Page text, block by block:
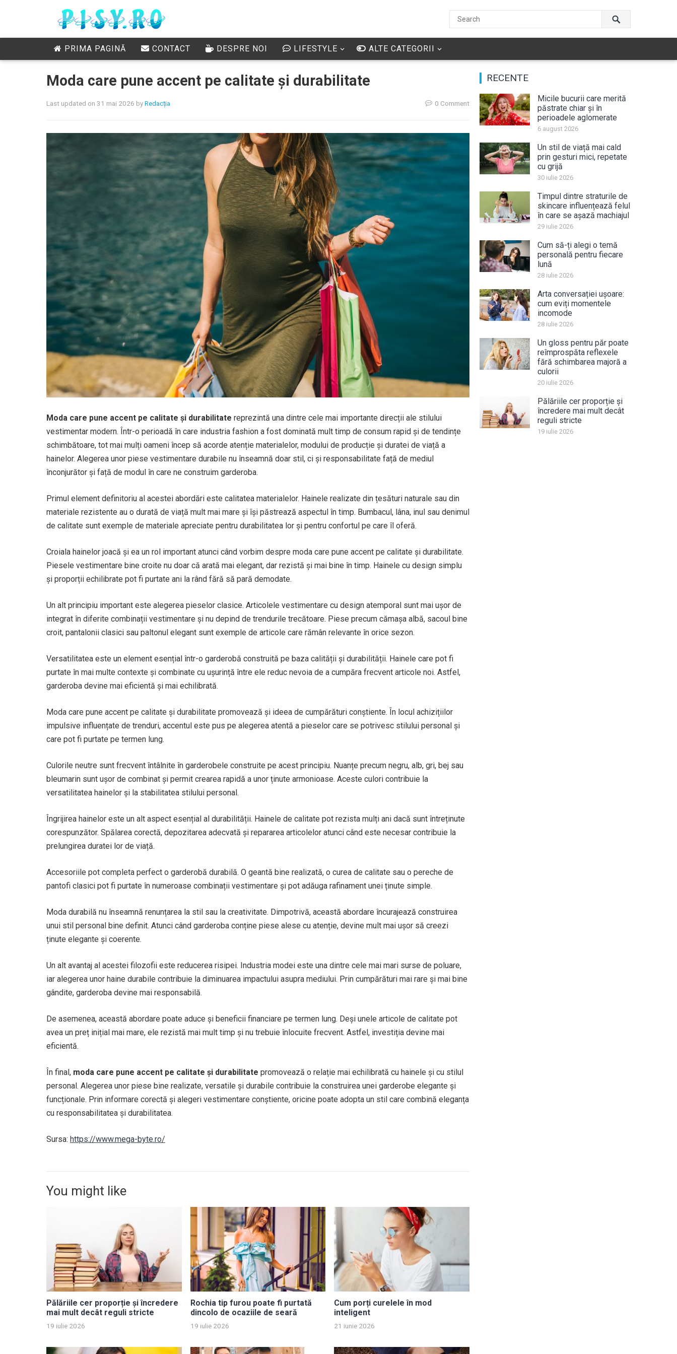
PRIMA PAGINĂ CONTACT DESPRE NOI LIFESTYLE ALTE CATEGORII
Moda care pune accent pe calitate și durabilitate
Last updated on 31 mai 2026 byRedacția 0 Comment
Moda care pune accent pe calitate și durabilitate reprezintă una dintre cele mai importante direcții ale stilului
vestimentar modern. Într-o perioadă în care industria fashion a fost dominată mult timp de consum rapid și de tendințe
schimbătoare, tot mai mulți oameni încep să acorde atenție materialelor, modului de producție și duratei de viață a
hainelor. Alegerea unor piese vestimentare durabile nu înseamnă doar stil, ci și responsabilitate față de mediul
înconjurător și față de modul în care ne construim garderoba.
Primul element definitoriu al acestei abordări este calitatea materialelor. Hainele realizate din țesături naturale sau din
materiale rezistente au o durată de viață mult mai mare și își păstrează aspectul în timp. Bumbacul, lâna, inul sau denimul
de calitate sunt exemple de materiale apreciate pentru durabilitatea lor și pentru confortul pe care îl oferă.
Croiala hainelor joacă și ea un rol important atunci când vorbim despre moda care pune accent pe calitate și durabilitate.
Piesele vestimentare bine croite nu doar că arată mai elegant, dar rezistă și mai bine în timp. Hainele cu design simplu
și proporții echilibrate pot fi purtate ani la rând fără să pară demodate.
Un alt principiu important este alegerea pieselor clasice. Articolele vestimentare cu design atemporal sunt mai ușor de
integrat în diferite combinații vestimentare și nu depind de trendurile trecătoare. Piese precum cămașa albă, sacoul bine
croit, pantalonii clasici sau paltonul elegant sunt exemple de articole care rămân relevante în orice sezon.
Versatilitatea este un element esențial într-o garderobă construită pe baza calității și durabilității. Hainele care pot fi
purtate în mai multe contexte și combinate cu ușurință între ele reduc nevoia de a cumpăra frecvent articole noi. Astfel,
garderoba devine mai eficientă și mai echilibrată.
Moda care pune accent pe calitate și durabilitate promovează și ideea de cumpărături conștiente. În locul achizițiilor
impulsive influențate de trenduri, accentul este pus pe alegerea atentă a pieselor care se potrivesc stilului personal și
care pot fi purtate pe termen lung.
Culorile neutre sunt frecvent întâlnite în garderobele construite pe acest principiu. Nuanțe precum negru, alb, gri, bej sau
bleumarin sunt ușor de combinat și permit crearea rapidă a unor ținute armonioase. Aceste culori contribuie la
versatilitatea hainelor și la stabilitatea stilului personal.
Îngrijirea hainelor este un alt aspect esențial al durabilității. Hainele de calitate pot rezista mulți ani dacă sunt întreținute
corespunzător. Spălarea corectă, depozitarea adecvată și repararea articolelor atunci când este necesar contribuie la
prelungirea duratei lor de viață.
Accesoriile pot completa perfect o garderobă durabilă. O geantă bine realizată, o curea de calitate sau o pereche de
pantofi clasici pot fi purtate în numeroase combinații vestimentare și pot adăuga rafinament unei ținute simple.
Moda durabilă nu înseamnă renunțarea la stil sau la creativitate. Dimpotrivă, această abordare încurajează construirea
unui stil personal bine definit. Atunci când garderoba conține piese alese cu atenție, devine mult mai ușor să creezi
ținute elegante și coerente.
Un alt avantaj al acestei filozofii este reducerea risipei. Industria modei este una dintre cele mai mari surse de poluare,
iar alegerea unor haine durabile contribuie la diminuarea impactului asupra mediului. Prin cumpărături mai rare și mai bine
gândite, garderoba devine mai responsabilă.
De asemenea, această abordare poate aduce și beneficii financiare pe termen lung. Deși unele articole de calitate pot
avea un preț inițial mai mare, ele rezistă mai mult timp și nu trebuie înlocuite frecvent. Astfel, investiția devine mai
eficientă.
În final, moda care pune accent pe calitate și durabilitate promovează o relație mai echilibrată cu hainele și cu stilul
personal. Alegerea unor piese bine realizate, versatile și durabile contribuie la construirea unei garderobe elegante și
funcționale. Prin informare corectă și alegeri vestimentare conștiente, oricine poate adopta un stil care combină eleganța
cu responsabilitatea și durabilitatea.
Sursa: https://www.mega-byte.ro/
You might like
Pălăriile cer proporție și încredere
mai mult decât reguli stricte
19 iulie 2026
Rochia tip furou poate fi purtată
dincolo de ocaziile de seară
19 iulie 2026
Cum porți curelele în mod
inteligent
21 iunie 2026
RECENTE
Micile bucurii care merită
păstrate chiar și în
perioadele aglomerate
6 august 2026
Un stil de viață mai cald
prin gesturi mici, repetate
cu grijă
30 iulie 2026
Timpul dintre straturile de
skincare influențează felul
în care se așază machiajul
29 iulie 2026
Cum să-ți alegi o temă
personală pentru fiecare
lună
28 iulie 2026
Arta conversației ușoare:
cum eviți momentele
incomode
28 iulie 2026
Un gloss pentru păr poate
reîmprospăta reflexele
fără schimbarea majoră a
culorii
20 iulie 2026
Pălăriile cer proporție și
încredere mai mult decât
reguli stricte
19 iulie 2026